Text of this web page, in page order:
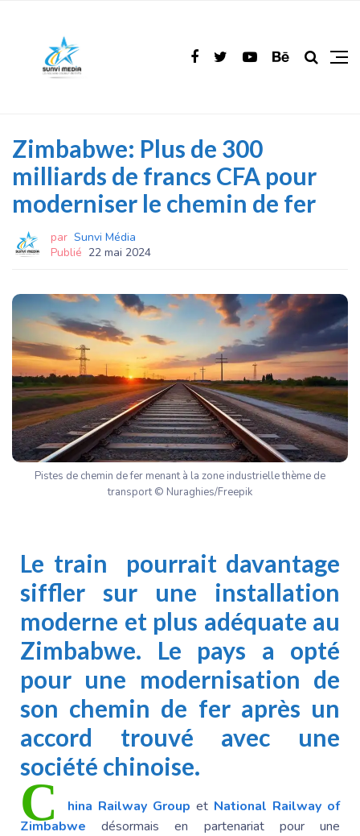
Zimbabwe: Plus de 300
milliards de francs CFA pour
moderniser le chemin de fer
par Sunvi Média
Publié 22 mai 2024
Pistes de chemin de fer menant à la zone industrielle thème de
transport © Nuraghies/Freepik
Le train pourrait davantage
siffler sur une installation
moderne et plus adéquate au
Zimbabwe. Le pays a opté
pour une modernisation de
son chemin de fer après un
accord trouvé avec une
société chinoise.
C hina Railway Group et National Railway of
Zimbabwe désormais en partenariat pour une